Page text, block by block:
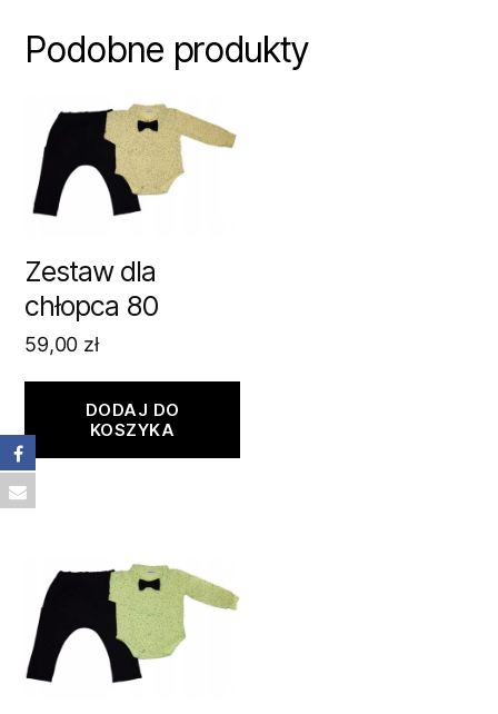
Podobne produkty
Zestaw dla
chłopca 80
59,00 zł
DODAJ DO
KOSZYKA